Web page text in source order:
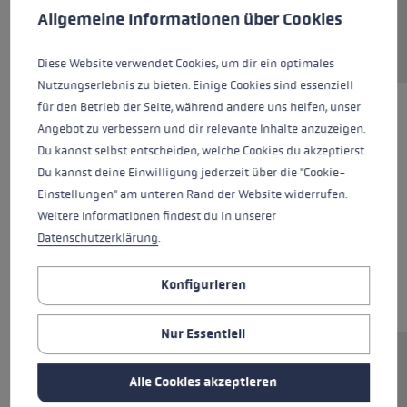
Ersatzsegment (Unterteil) für LEKI FX Stöcke.
Abmessungen: 14x330mm. Rohrmaterial:
Allgemeine Informationen über Cookies
Diese Website verwendet Cookies, um dir ein optimales
Nutzungserlebnis zu bieten. Einige Cookies sind essenziell
für den Betrieb der Seite, während andere uns helfen, unser
Angebot zu verbessern und dir relevante Inhalte anzuzeigen.
Du kannst selbst entscheiden, welche Cookies du akzeptierst.
Du kannst deine Einwilligung jederzeit über die "Cookie-
Einstellungen" am unteren Rand der Website widerrufen.
Weitere Informationen findest du in unserer
Datenschutzerklärung.
Konfigurieren
Nur Essentiell
Alle Cookies akzeptieren